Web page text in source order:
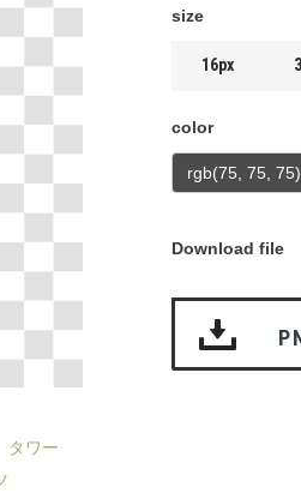
タワー
size
16px
color
Download file